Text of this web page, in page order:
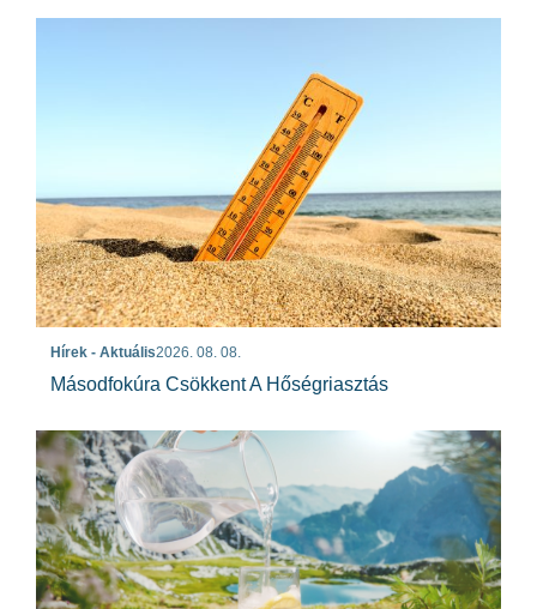
Hírek - Aktuális2026. 08. 08.
Másodfokúra Csökkent A Hőségriasztás